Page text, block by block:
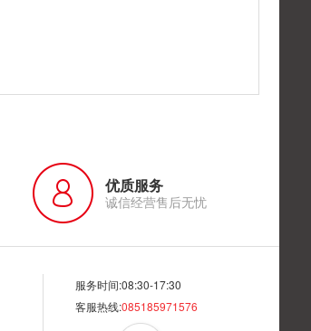
优质服务
诚信经营售后无忧
服务时间:08:30-17:30
客服热线:085185971576